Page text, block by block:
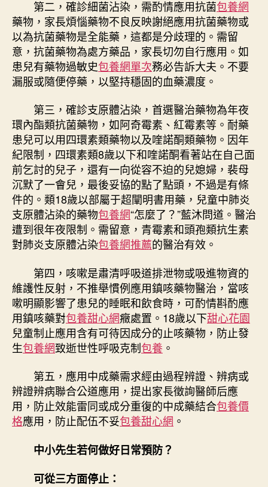
第二，確診細菌沾染，需酌情應用抗菌包養網
藥物，家長煩惱藥物不良反映謝絕應用抗菌藥物或
以為抗菌藥物是全能藥，這都是分歧理的。需留
意，抗菌藥物為處方藥品，家長切勿自行應用。如
患兒有藥物過敏史包養網單次務必告訴大夫。不要
漏服或隨便停藥，以堅持穩固的血藥濃度。
第三，確診支原體沾染，首選醫治藥物為年夜
環內酯類抗菌藥物，如阿奇霉素、紅霉素等。耐藥
患兒可以用四環素類藥物以及喹諾酮類藥物。因年
紀限制，四環素類8歲以下和喹諾酮看著站在自己面
前乞討的兒子，還有一向從容不迫的兒媳婦，裴母
沉默了一會兒，最後妥協的點了點頭，不過是有條
件的。類18歲以部屬于超闡明書用藥，兒童中肺炎
支原體沾染的藥物包養網“怎麼了？”藍沐問道。醫治
遭到很年夜限制。需留意，青霉素和頭孢類抗生素
對肺炎支原體沾染包養網推薦的醫治有效。
第四，咳嗽是肅清呼吸道排泄物或吸進物資的
維護性反射，不推舉慣例應用鎮咳藥物醫治，當咳
嗽明顯影響了患兒的睡眠和飲食時，可酌情斟酌應
用鎮咳藥對包養甜心網癥處置。18歲以下甜心花園
兒童制止應用含有可待因成分的止咳藥物，防止發
生包養網致逝世性呼吸克制包養 。
第五，應用中成藥需求經由過程辨證、辨病或
辨證辨病聯合公道應用，提出家長徵詢醫師后應
用，防止效能雷同或成分重復的中成藥結合包養價
格應用，防止配伍不妥包養甜心網 。
中小先生若何做好日常預防？
可從三方面停止：